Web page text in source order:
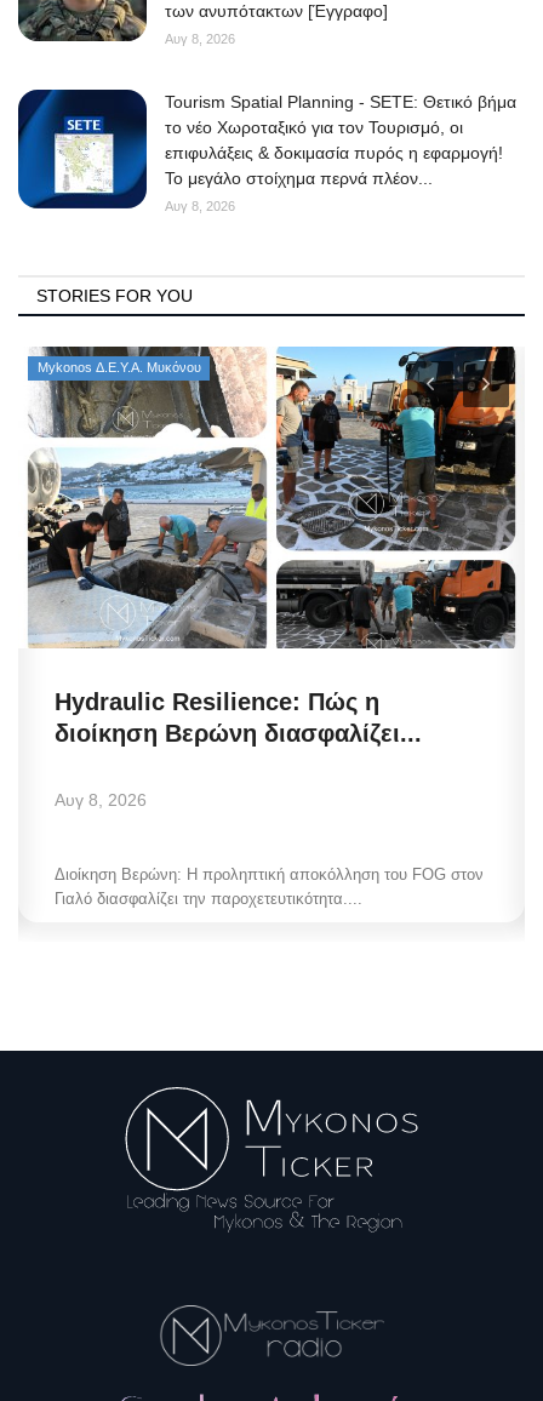
των ανυπότακτων [Έγγραφο]
Αυγ 8, 2026
Tourism Spatial Planning - SETE: Θετικό βήμα
το νέο Χωροταξικό για τον Τουρισμό, οι
επιφυλάξεις & δοκιμασία πυρός η εφαρμογή!
Το μεγάλο στοίχημα περνά πλέον...
Αυγ 8, 2026
STORIES FOR YOU
Mykonos Δ.Ε.Υ.Α. Μυκόνου
Hydraulic Resilience: Πώς η
διοίκηση Βερώνη διασφαλίζει...
Αυγ 8, 2026
Διοίκηση Βερώνη: Η προληπτική αποκόλληση του FOG στον
Γιαλό διασφαλίζει την παροχετευτικότητα....